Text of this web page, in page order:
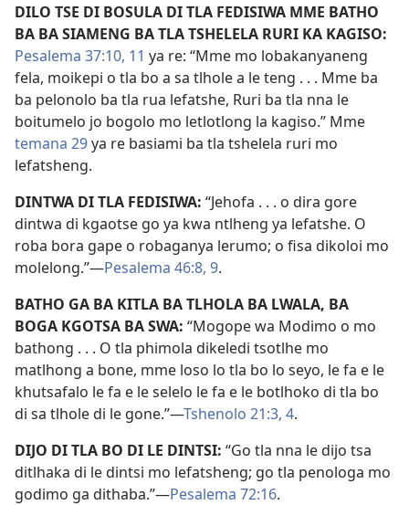
DILO TSE DI BOSULA DI TLA FEDISIWA MME BATHO
BA BA SIAMENG BA TLA TSHELELA RURI KA KAGISO:
Pesalema 37:10, 11 ya re: “Mme mo lobakanyaneng
fela, moikepi o tla bo a sa tlhole a le teng . . . Mme ba
ba pelonolo ba tla rua lefatshe, Ruri ba tla nna le
boitumelo jo bogolo mo letlotlong la kagiso.” Mme
temana 29ya re basiami ba tla tshelela ruri mo
lefatsheng.
DINTWA DI TLA FEDISIWA: “Jehofa . . . o dira gore
dintwa di kgaotse go ya kwa ntlheng ya lefatshe. O
roba bora gape o robaganya lerumo; o fisa dikoloi mo
molelong.”—Pesalema 46:8, 9.
BATHO GA BA KITLA BA TLHOLA BA LWALA, BA
BOGA KGOTSA BA SWA: “Mogope wa Modimo o mo
bathong . . . O tla phimola dikeledi tsotlhe mo
matlhong a bone, mme loso lo tla bo lo seyo, le fa e le
khutsafalo le fa e le selelo le fa e le botlhoko di tla bo
di sa tlhole di le gone.”—Tshenolo 21:3, 4.
DIJO DI TLA BO DI LE DINTSI: “Go tla nna le dijo tsa
ditlhaka di le dintsi mo lefatsheng; go tla penologa mo
godimo ga dithaba.”—Pesalema 72:16.